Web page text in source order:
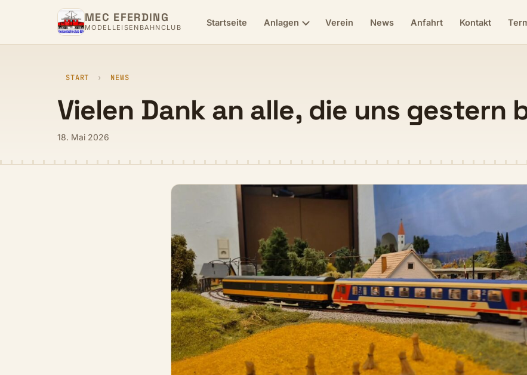
MEC EFERDING
MODELLEISENBAHNCLUB Startseite Anlagen Verein News Anfahrt Kontakt
START › NEWS
Vielen Dank an alle, die uns gestern
18. Mai 2026